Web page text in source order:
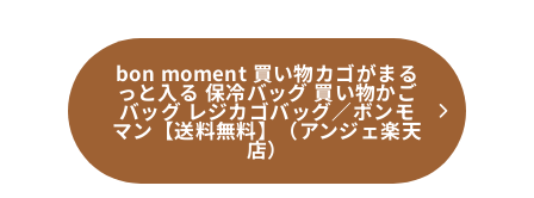
bon moment 買い物カゴがまる
っと入る 保冷バッグ 買い物かご
バッグ レジカゴバッグ／ボンモ
マン【送料無料】（アンジェ楽天
店）